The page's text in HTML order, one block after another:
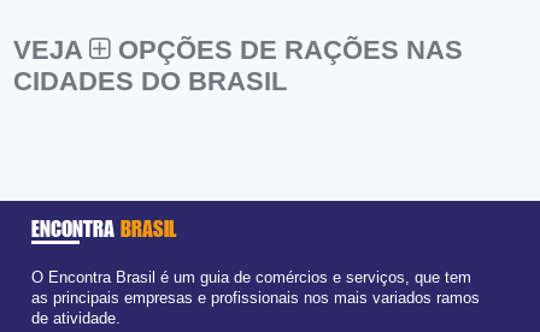
VEJA
OPÇÕES DE RAÇÕES NAS
CIDADES DO BRASIL
ENCONTRA BRASIL
O Encontra Brasil é um guia de comércios e serviços, que tem
as principais empresas e profissionais nos mais variados ramos
de atividade.